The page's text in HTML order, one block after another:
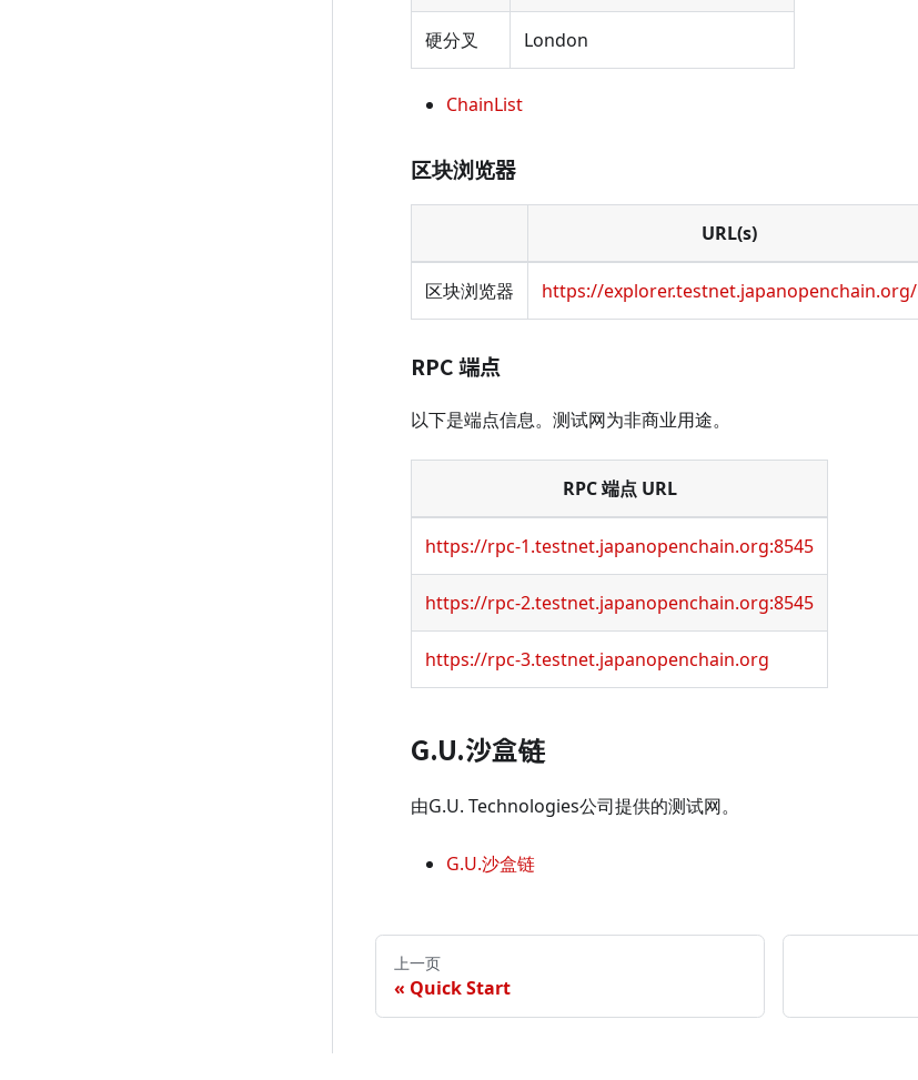
硬分叉 London
ChainList
区块浏览器
URL(s)
区块浏览器 https://explorer.testnet.japanopenchain.org/
RPC 端点
以下是端点信息。测试网为非商业用途。
RPC 端点 URL
https://rpc-1.testnet.japanopenchain.org:8545
https://rpc-2.testnet.japanopenchain.org:8545
https://rpc-3.testnet.japanopenchain.org
G.U.沙盒链
由G.U. Technologies公司提供的测试网。
G.U.沙盒链
上一页
Quick Start